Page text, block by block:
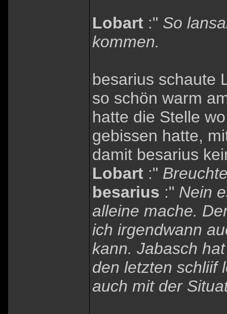
Lobart :" So
kommen.
besarius schaute
so schön warm
hatte die Stelle
gebissen hatte,
damit besarius
Lobart :"
besarius :" Nein
alleine mache.
ich irgendwann
kann. Jabasch
den letzten schliif
auch mit der